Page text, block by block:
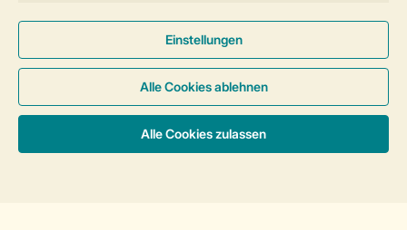
Cookies und Banner
Barrierefreiheit
© 2026 Landal GreenParks GmbH